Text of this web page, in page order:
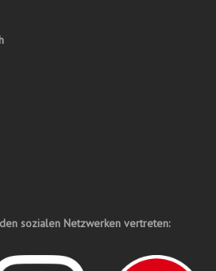
sozialen Netzwerken vertreten: